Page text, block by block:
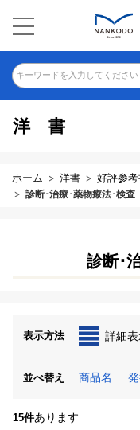
キーワードを入力してください
洋書
ホーム 洋書 好評参
診断･治療･薬物療法･検査
診断･
表示方法 詳細
並べ替え 商品名
15件あります